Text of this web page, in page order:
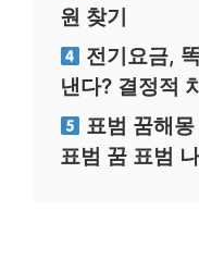
원 찾기
전기요금,
낸다? 결정적
표범 꿈해
표범 꿈 표범